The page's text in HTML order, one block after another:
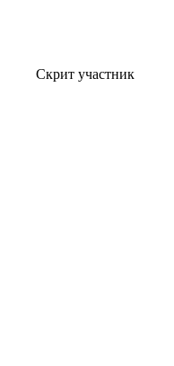
Скрит участник